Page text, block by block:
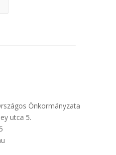
Önkormányzata
utca 5.